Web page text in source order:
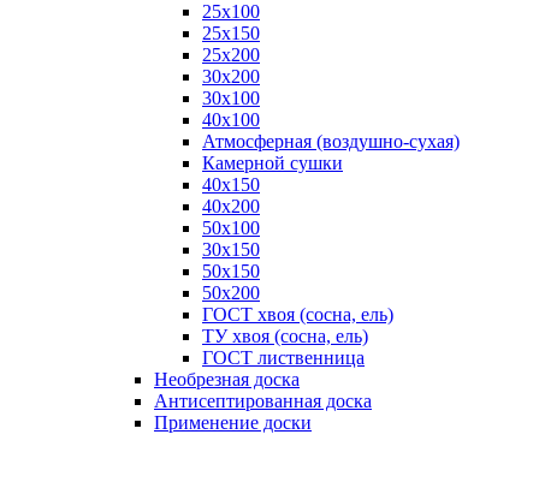
25х100
25х150
25х200
30х200
30х100
40х100
Атмосферная (воздушно-сухая)
Камерной сушки
40х150
40х200
50х100
30х150
50х150
50х200
ГОСТ хвоя (сосна, ель)
ТУ хвоя (сосна, ель)
ГОСТ лиственница
Необрезная доска
Антисептированная доска
Применение доски